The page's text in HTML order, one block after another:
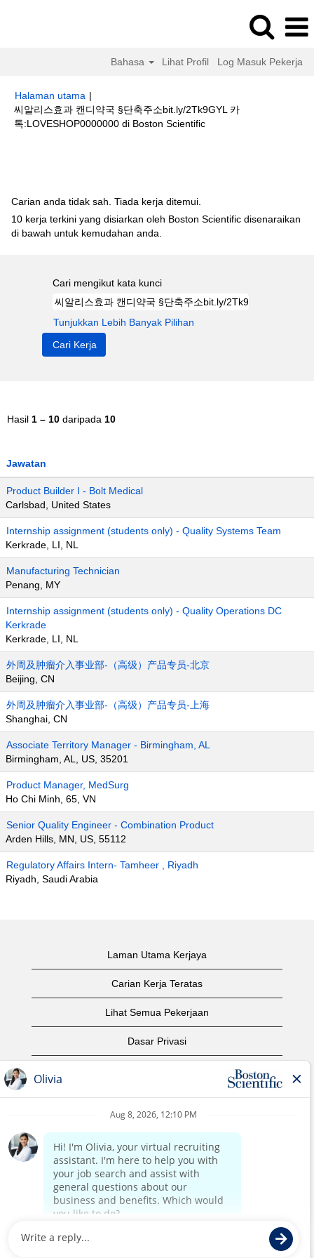
Bahasa Lihat Profil Log Masuk Pekerja
Halaman utama |
씨알리스효과 캔디약국 §단축주소bit.ly/2Tk9GYL 카
톡:LOVESHOP0000000 di Boston Scientific(halaman
Carian anda tidak sah. Tiada kerja ditemui.
10 kerja terkini yang disiarkan oleh Boston Scientific disenaraikan
di bawah untuk kemudahan anda.
Cari mengikut kata kunci
Tunjukkan Lebih Banyak Pilihan
Hasil 1 – 10 daripada 10
Jawatan
Product Builder I - Bolt Medical
Carlsbad, United States
Internship assignment (students only) - Quality Systems Team
Kerkrade, LI, NL
Manufacturing Technician
Penang, MY
Internship assignment (students only) - Quality Operations DC
Kerkrade
Kerkrade, LI, NL
外周及肿瘤介入事业部-（高级）产品专员-北京
Beijing, CN
外周及肿瘤介入事业部-（高级）产品专员-上海
Shanghai, CN
Associate Territory Manager - Birmingham, AL
Birmingham, AL, US, 35201
Product Manager, MedSurg
Ho Chi Minh, 65, VN
Senior Quality Engineer - Combination Product
Arden Hills, MN, US, 55112
Regulatory Affairs Intern- Tamheer , Riyadh
Riyadh, Saudi Arabia
Laman Utama Kerjaya
Carian Kerja Teratas
Lihat Semua Pekerjaan
Dasar Privasi
Notis Hak Cipta
Laman Utama Korporat